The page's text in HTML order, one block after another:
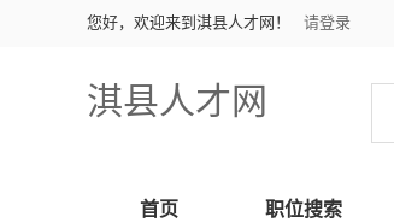
您好，欢迎来到淇县人才网！ 请登录
淇县人才网
首页 职位搜索